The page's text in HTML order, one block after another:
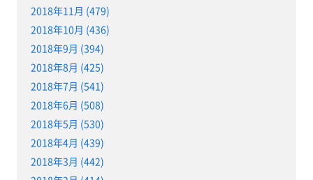
2018年11月 (479)
2018年10月 (436)
2018年9月 (394)
2018年8月 (425)
2018年7月 (541)
2018年6月 (508)
2018年5月 (530)
2018年4月 (439)
2018年3月 (442)